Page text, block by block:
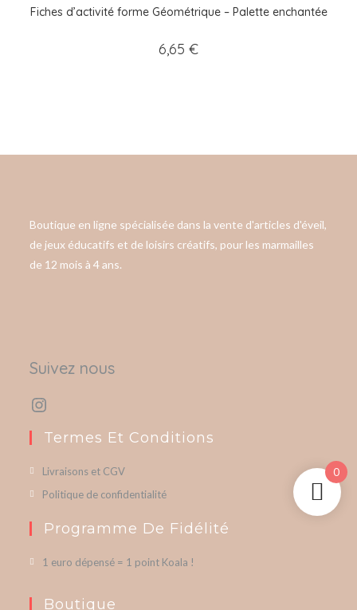
Fiches d’activité forme Géométrique – Palette enchantée
6,65 €
Boutique en ligne spécialisée dans la vente d'articles d'éveil,
de jeux éducatifs et de loisirs créatifs, pour les marmailles
de 12 mois à 4 ans.
Suivez nous
Termes Et Conditions
Livraisons et CGV
Politique de confidentialité
Programme De Fidélité
1 euro dépensé = 1 point Koala !
Boutique
0